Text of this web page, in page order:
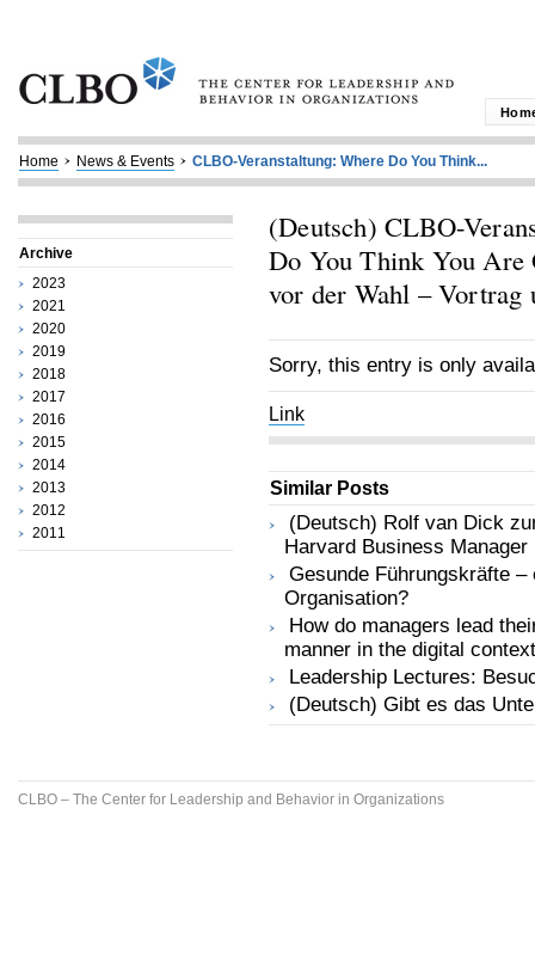
Home News & Events CLBO-Veranstaltung: Where Do You Think...
Archive
2023
2021
2020
2019
2018
2017
2016
2015
2014
2013
2012
2011
(Deutsch) CLBO-
Do You Think You Are
vor der Wahl – Vortrag
Sorry, this entry is only
Link
Similar Posts
(Deutsch) Rolf van Dick
Harvard Business Manager
Gesunde Führungskräfte
Organisation?
How do managers lead
manner in the digital
Leadership Lectures:
(Deutsch) Gibt es das
CLBO – The Center for Leadership and Behavior in Organizations